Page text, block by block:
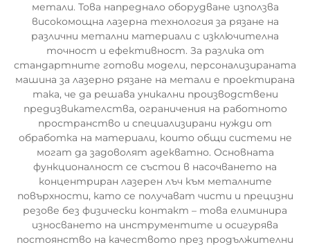
метали. Това напреднало оборудване използва
високомощна лазерна технология за рязане на
различни метални материали с изключителна
точност и ефективност. За разлика от
стандартните готови модели, персонализираната
машина за лазерно рязане на метали е проектирана
така, че да решава уникални производствени
предизвикателства, ограничения на работното
пространство и специализирани нужди от
обработка на материали, които общи системи не
могат да задоволят адекватно. Основната
функционалност се състои в насочването на
концентриран лазерен лъч към металните
повърхности, като се получават чисти и прецизни
резове без физически контакт – това елиминира
износването на инструментите и осигурява
постоянство на качеството през продължителни